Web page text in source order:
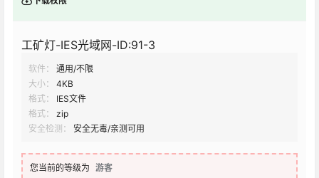
工矿灯-IES光域网-ID:91-3
软件：
通用/不限
大小：
4KB
格式：
IES文件
格式：
zip
安全检测：
安全无毒/亲测可用
您当前的等级为 游客